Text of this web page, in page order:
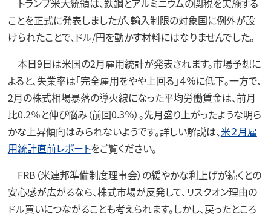
ことを正式に発表しましたが、輸入制限の対象国に例外が設
けられたことで、ドル/円を動かす材料にはなりませんでした。
本日9日は米国の2月雇用統計が発表されます。市場予想に
よると、失業率は「完全雇用をやや上回る」４％に低下。一方で、
2月の株式相場暴落の導火線になった平均労働賃金は、前月
比0.2％と伸び悩み（前回0.3％）。先月盛り上がったような明ら
かな上昇傾向はみられないようです。詳しい解説は、 米２月雇
用統計直前レポートをご覧ください。
FRB（米連邦準備制度理事会）の緩やかな利上げが続くとの
安心感が広がるなら、株式市場が反発して、リスクオン理由の
ドル買いにつながることも考えられます。しかし、戻ったところ